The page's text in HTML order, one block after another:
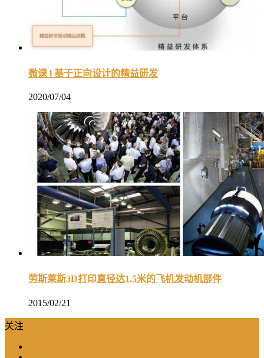
微课 l 基于正向设计的精益研发
2020/07/04
劳斯莱斯3D打印直径达1.5米的飞机发动机部件
2015/02/21
关注